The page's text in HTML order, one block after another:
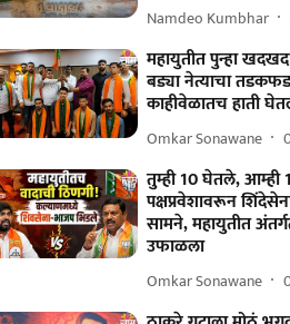
Namdeo Kumbhar
महायुतीत पुन्हा
बड्या नेत्याचा
काहीवेळातच हाती
Omkar Sonawane
तुम्ही 10 घेतले,
पक्षप्रवेशावरून
सामने, महायुतीत
उफाळला
Omkar Sonawane